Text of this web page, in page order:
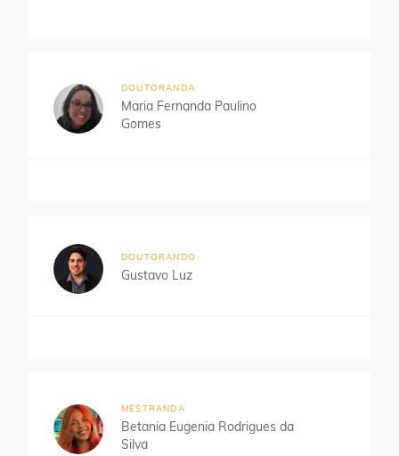
DOUTORANDA
Maria Fernanda Paulino
Gomes
DOUTORANDO
Gustavo Luz
MESTRANDA
Betania Eugenia Rodrigues da
Silva